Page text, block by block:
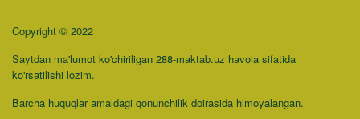
Copyright © 2022
Saytdan ma'lumot ko'chiriligan 288-maktab.uz havola sifatida
ko'rsatilishi lozim.
Barcha huquqlar amaldagi qonunchilik doirasida himoyalangan.